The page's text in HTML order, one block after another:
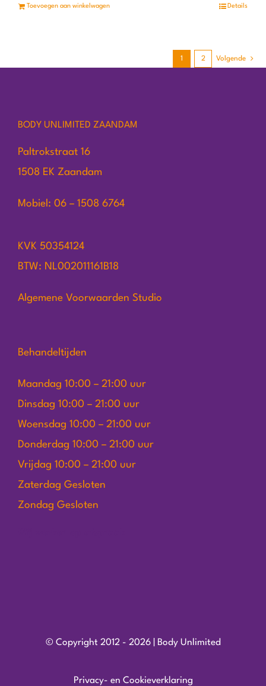
Toevoegen aan winkelwagen Details
1 2 Volgende
BODY UNLIMITED ZAANDAM
Paltrokstraat 16
1508 EK Zaandam
Mobiel: 06 – 1508 6764
KVK 50354124
BTW: NL002011161B18
Algemene Voorwaarden Studio
Behandeltijden
Maandag 10:00 – 21:00 uur
Dinsdag 10:00 – 21:00 uur
Woensdag 10:00 – 21:00 uur
Donderdag 10:00 – 21:00 uur
Vrijdag 10:00 – 21:00 uur
Zaterdag Gesloten
Zondag Gesloten
© Copyright 2012 - 2026 | Body Unlimited
Privacy- en Cookieverklaring